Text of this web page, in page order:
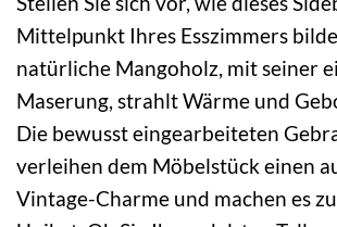
Mittelpunkt Ihres Esszimmers
natürliche Mangoholz, mit seiner
Maserung, strahlt Wärme und
Die bewusst eingearbeiteten
verleihen dem Möbelstück einen
Vintage-Charme und machen es